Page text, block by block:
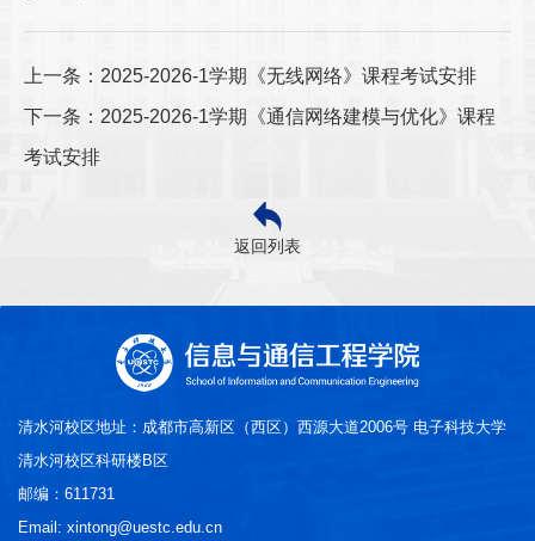
上一条：2025-2026-1学期《无线网络》课程考试安排
下一条：2025-2026-1学期《通信网络建模与优化》课程
考试安排
返回列表
清水河校区地址：成都市高新区（西区）西源大道2006号 电子科技大学
清水河校区科研楼B区
邮编：611731
Email: xintong@uestc.edu.cn